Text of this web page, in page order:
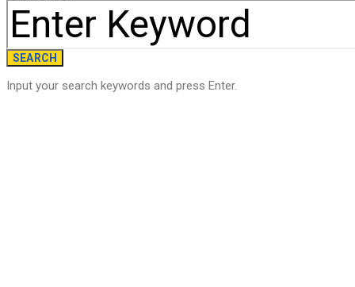
SEARCH
Input your search keywords and press Enter.